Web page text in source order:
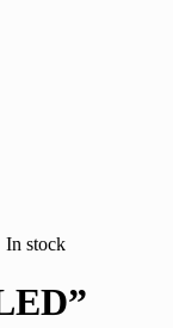
In stock